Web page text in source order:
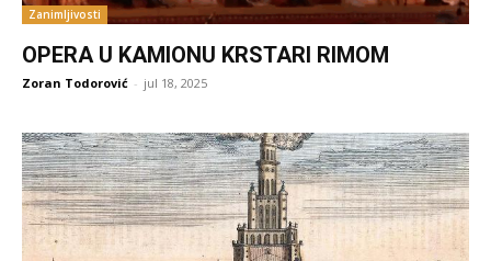
Zanimljivosti
OPERA U KAMIONU KRSTARI RIMOM
Zoran Todorović - jul 18, 2025